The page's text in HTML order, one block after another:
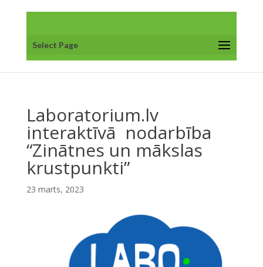
Select Page
Laboratorium.lv
interaktīvā nodarbība
“Zinātnes un mākslas
krustpunkti”
23 marts, 2023